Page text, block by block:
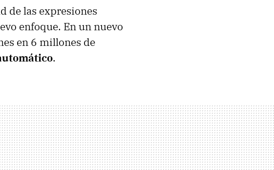
de las expresiones
enfoque. En un nuevo
en 6 millones de
.